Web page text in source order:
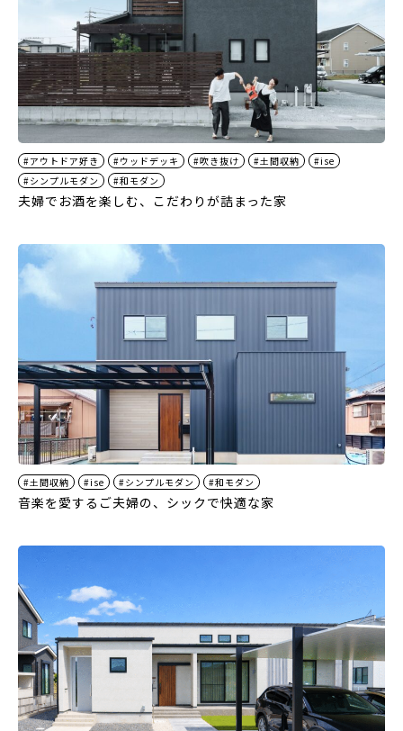
#アウトドア好き #ウッドデッキ #吹き抜け #土間収納
#ise
#シンプルモダン
#和モダン
夫婦でお酒を楽しむ、こだわりが詰まった家
#土間収納 #ise #シンプルモダン #和モダン
音楽を愛するご夫婦の、シックで快適な家